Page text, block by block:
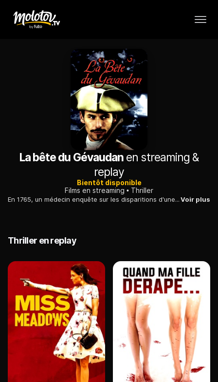
La bête du Gévaudan en streaming &
replay
Bientôt disponible
Films en streaming
Thriller
En 1765, un médecin enquête sur les disparitions d'une cinquantaine de personnes dans les forêts du Gévaudan, imputées à un monstre mi-humain, mi-animal.Voir plus
Thriller en replay